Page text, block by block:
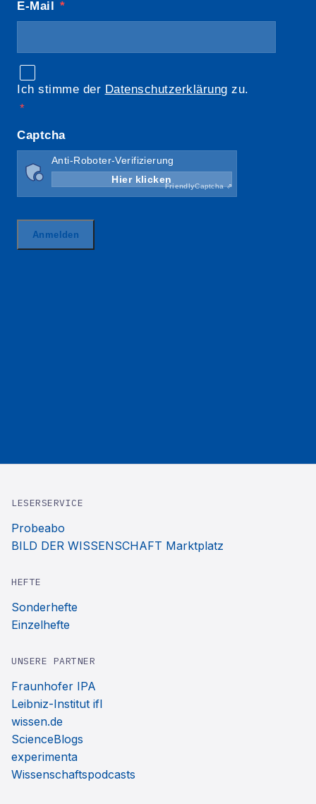
LESERSERVICE
Probeabo
BILD DER WISSENSCHAFT Marktplatz
HEFTE
Sonderhefte
Einzelhefte
UNSERE PARTNER
Fraunhofer IPA
Leibniz-Institut ifl
wissen.de
ScienceBlogs
experimenta
Wissenschaftspodcasts